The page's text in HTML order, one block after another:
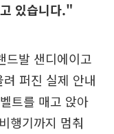
있습니다."
드발 샌디에이고
퍼진 실제 안내
트를 매고 앉아
행기까지 멈춰